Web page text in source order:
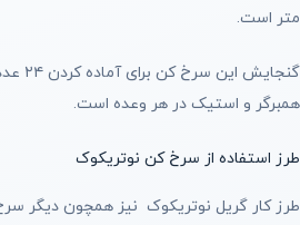
متر است.
همبرگر و استیک در هر وعده است.
طرز استفاده از سرخ کن نوتریکوک
طرز کار گریل نوتریکوک نیز همچون دیگر